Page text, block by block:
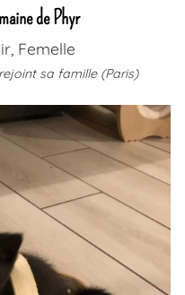
de Phyr
Femelle
sa famille (Paris)